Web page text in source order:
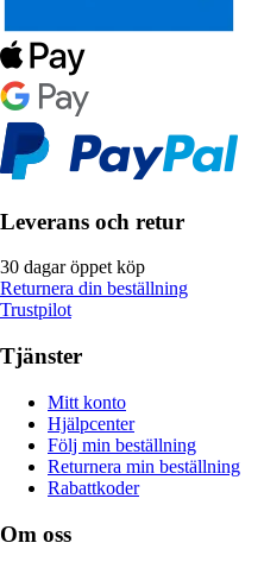
Leverans och retur
30 dagar öppet köp
Returnera din beställning
Trustpilot
Tjänster
Mitt konto
Hjälpcenter
Följ min beställning
Returnera min beställning
Rabattkoder
Om oss